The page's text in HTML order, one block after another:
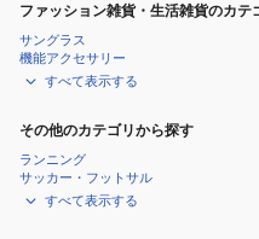
ファッション雑貨・生活雑貨のカテ
サングラス
機能アクセサリー
すべて表示する
その他のカテゴリから探す
ランニング
サッカー・フットサル
すべて表示する